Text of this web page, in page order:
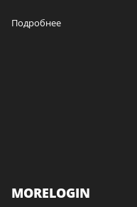
Подробнее
MORELOGIN